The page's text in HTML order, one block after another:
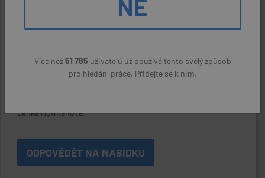
Lenka Hofmanová,
ODPOVĚDĚT NA NABÍDKU
NE
Více než51 785 uživatelů už používá tento svělý způsob
pro hledání práce. Přidejte se k nim.